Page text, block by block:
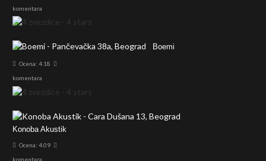
komentara
Boemi
Ocena: 4.18
komentara
Konoba Akustik
Ocena: 4.09
komentara